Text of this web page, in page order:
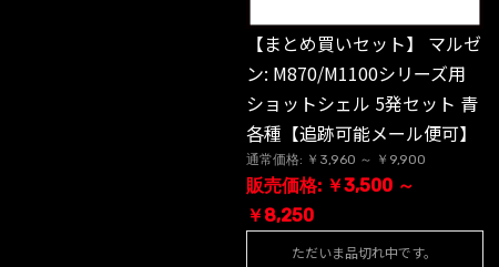
【まとめ買いセット】 マルゼ
ン: M870/M1100シリーズ用
ショットシェル 5発セット 青
各種【追跡可能メール便可】
通常価格: ￥3,960 ～ ￥9,900
販売価格: ￥3,500 ～
￥8,250
ただいま品切れ中です。